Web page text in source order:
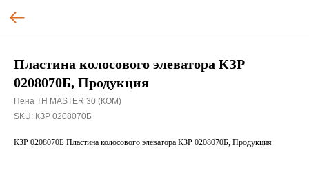
Пластина колосового элеватора КЗР
0208070Б, Продукция
Пена TH MASTER 30 (КОМ)
SKU: КЗР 0208070Б
КЗР 0208070Б Пластина колосового элеватора КЗР 0208070Б, Продукция